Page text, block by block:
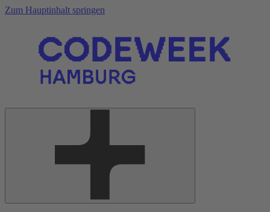
Zum Hauptinhalt springen